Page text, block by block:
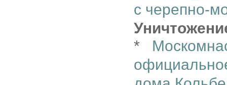
с черепно-
*